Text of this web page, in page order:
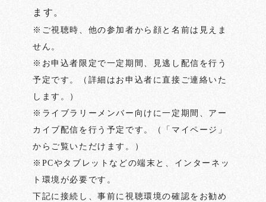
ます。
※ご視聴時、他の参加者から顔と名前は見えま
せん。
※お申込者限定で一定期間、見逃し配信を行う
予定です。（詳細はお申込者に直接ご連絡いた
します。）
※ライブラリーメンバー向けに一定期間、アー
カイブ配信を行う予定です。（「マイページ」
からご覧いただけます。）
※PCやタブレットなどの端末と、インターネッ
ト環境が必要です。
下記に接続し、事前に視聴環境の確認をお勧め